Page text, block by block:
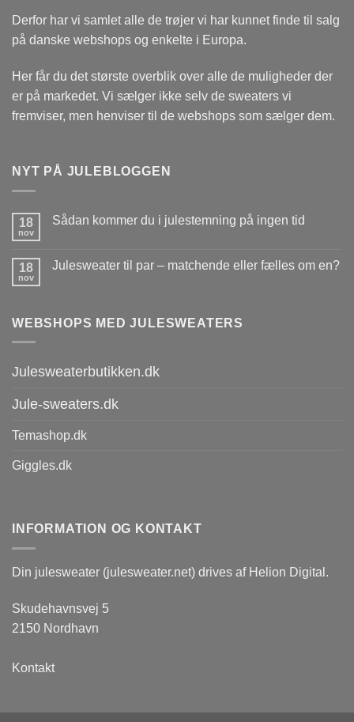
Derfor har vi samlet alle de trøjer vi har kunnet finde til salg
på danske webshops og enkelte i Europa.
Her får du det største overblik over alle de muligheder der
er på markedet. Vi sælger ikke selv de sweaters vi
fremviser, men henviser til de webshops som sælger dem.
NYT PÅ JULEBLOGGEN
18
nov
Sådan kommer du i julestemning på ingen tid
18
nov
Julesweater til par – matchende eller fælles om en?
WEBSHOPS MED JULESWEATERS
Julesweaterbutikken.dk
Jule-sweaters.dk
Temashop.dk
Giggles.dk
INFORMATION OG KONTAKT
Din julesweater (julesweater.net) drives af Helion Digital.
Skudehavnsvej 5
2150 Nordhavn
Kontakt